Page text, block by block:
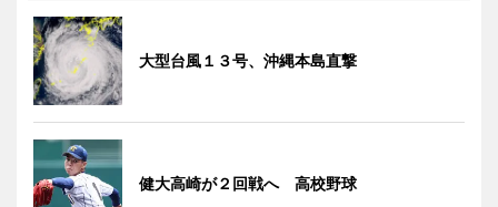
大型台風１３号、沖縄本島直撃
健大高崎が２回戦へ 高校野球